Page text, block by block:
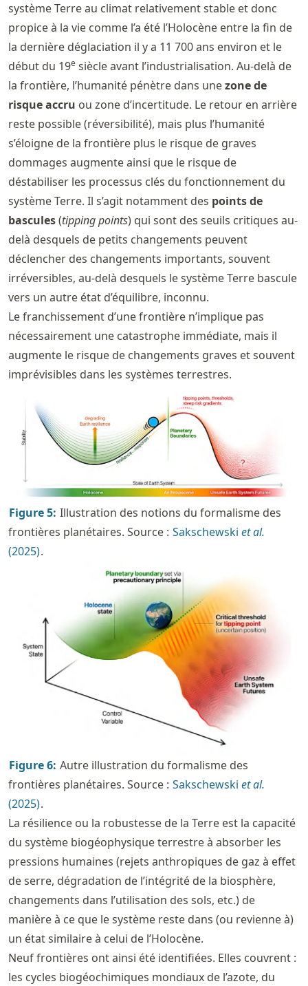
système Terre au climat relativement stable et donc
propice à la vie comme l’a été l’Holocène entre la fin de
la dernière déglaciation il y a 11 700 ans environ et le
début du 19e siècle avant l’industrialisation. Au-delà de
la frontière, l’humanité pénètre dans unezone de
risque accru ou zone d’incertitude. Le retour en arrière
reste possible (réversibilité), mais plus l’humanité
s’éloigne de la frontière plus le risque de graves
dommages augmente ainsi que le risque de
déstabiliser les processus clés du fonctionnement du
système Terre. Il s’agit notamment des points de
bascules(tipping points) qui sont des seuils critiques au-
delà desquels de petits changements peuvent
déclencher des changements importants, souvent
irréversibles, au-delà desquels le système Terre bascule
vers un autre état d’équilibre, inconnu.
Le franchissement d’une frontière n’implique pas
nécessairement une catastrophe immédiate, mais il
augmente le risque de changements graves et souvent
imprévisibles dans les systèmes terrestres.
Figure5: Illustration des notions du formalisme des
frontières planétaires. Source : Sakschewski et al.
(2025).
Figure6: Autre illustration du formalisme des
frontières planétaires. Source : Sakschewski et al.
(2025).
La résilience ou la robustesse de la Terre est la capacité
du système biogéophysique terrestre à absorber les
pressions humaines (rejets anthropiques de gaz à effet
de serre, dégradation de l’intégrité de la biosphère,
changements dans l’utilisation des sols, etc.) de
manière à ce que le système reste dans (ou revienne à)
un état similaire à celui de l’Holocène.
Neuf frontières ont ainsi été identifiées. Elles couvrent :
les cycles biogéochimiques mondiaux de l’azote, du